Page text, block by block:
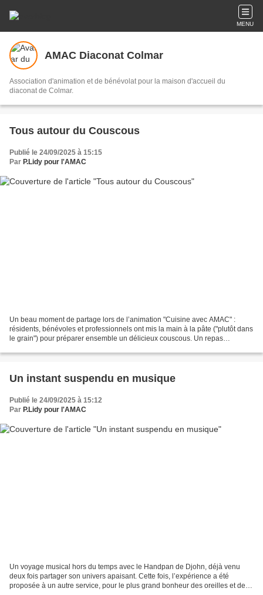
MENU
AMAC Diaconat Colmar
Association d'animation et de bénévolat pour la maison d'accueil du
diaconat de Colmar.
Tous autour du Couscous
Publié le 24/09/2025 à 15:15
Par P.Lidy pour l'AMAC
Un beau moment de partage lors de l’animation "Cuisine avec AMAC" :
résidents, bénévoles et professionnels ont mis la main à la pâte ("plutôt dans
le grain") pour préparer ensemble un délicieux couscous. Un repas
Un instant suspendu en musique
Publié le 24/09/2025 à 15:12
Par P.Lidy pour l'AMAC
Un voyage musical hors du temps avec le Handpan de Djohn, déjà venu
deux fois partager son univers apaisant. Cette fois, l’expérience a été
proposée à un autre service, pour le plus grand bonheur des oreilles et des